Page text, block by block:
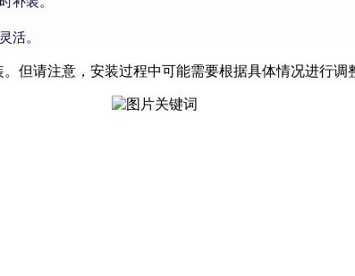
活。
但请注意，安装过程中可能需要根据具体情况进行调